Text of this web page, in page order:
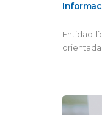
Entidad